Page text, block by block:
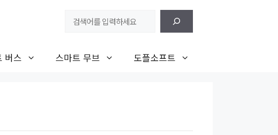
버스 스마트 무브 도플소프트